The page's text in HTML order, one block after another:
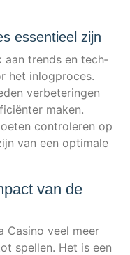
essentieel zijn
aan trends en tech­
het inlogpro­ces.
ver­be­te­rin­gen
maken.
con­tro­le­ren op
van een opti­ma­le
van de
Casi­no veel meer
spel­len. Het is een